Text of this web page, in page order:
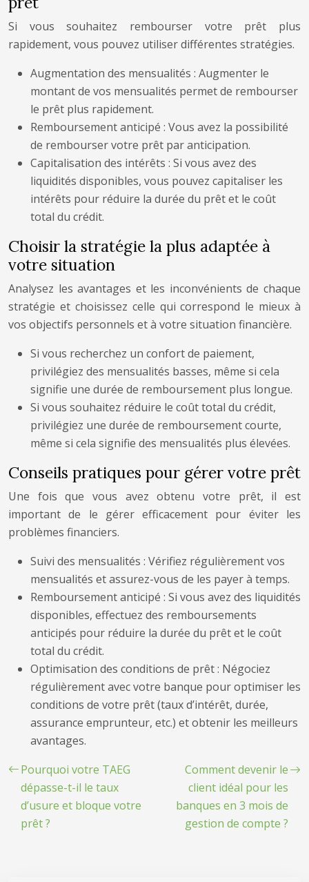
Si vous souhaitez rembourser votre prêt plus
rapidement, vous pouvez utiliser différentes stratégies.
Augmentation des mensualités : Augmenter le
montant de vos mensualités permet de rembourser
le prêt plus rapidement.
Remboursement anticipé : Vous avez la possibilité
de rembourser votre prêt par anticipation.
Capitalisation des intérêts : Si vous avez des
liquidités disponibles, vous pouvez capitaliser les
intérêts pour réduire la durée du prêt et le coût
total du crédit.
Choisir la stratégie la plus adaptée à
votre situation
Analysez les avantages et les inconvénients de chaque
stratégie et choisissez celle qui correspond le mieux à
vos objectifs personnels et à votre situation financière.
Si vous recherchez un confort de paiement,
privilégiez des mensualités basses, même si cela
signifie une durée de remboursement plus longue.
Si vous souhaitez réduire le coût total du crédit,
privilégiez une durée de remboursement courte,
même si cela signifie des mensualités plus élevées.
Conseils pratiques pour gérer votre prêt
Une fois que vous avez obtenu votre prêt, il est
important de le gérer efficacement pour éviter les
problèmes financiers.
Suivi des mensualités : Vérifiez régulièrement vos
mensualités et assurez-vous de les payer à temps.
Remboursement anticipé : Si vous avez des liquidités
disponibles, effectuez des remboursements
anticipés pour réduire la durée du prêt et le coût
total du crédit.
Optimisation des conditions de prêt : Négociez
régulièrement avec votre banque pour optimiser les
conditions de votre prêt (taux d’intérêt, durée,
assurance emprunteur, etc.) et obtenir les meilleurs
avantages.
Pourquoi votre TAEG
dépasse-t-il le taux
d’usure et bloque votre
prêt ?
Comment devenir le
client idéal pour les
banques en 3 mois de
gestion de compte ?